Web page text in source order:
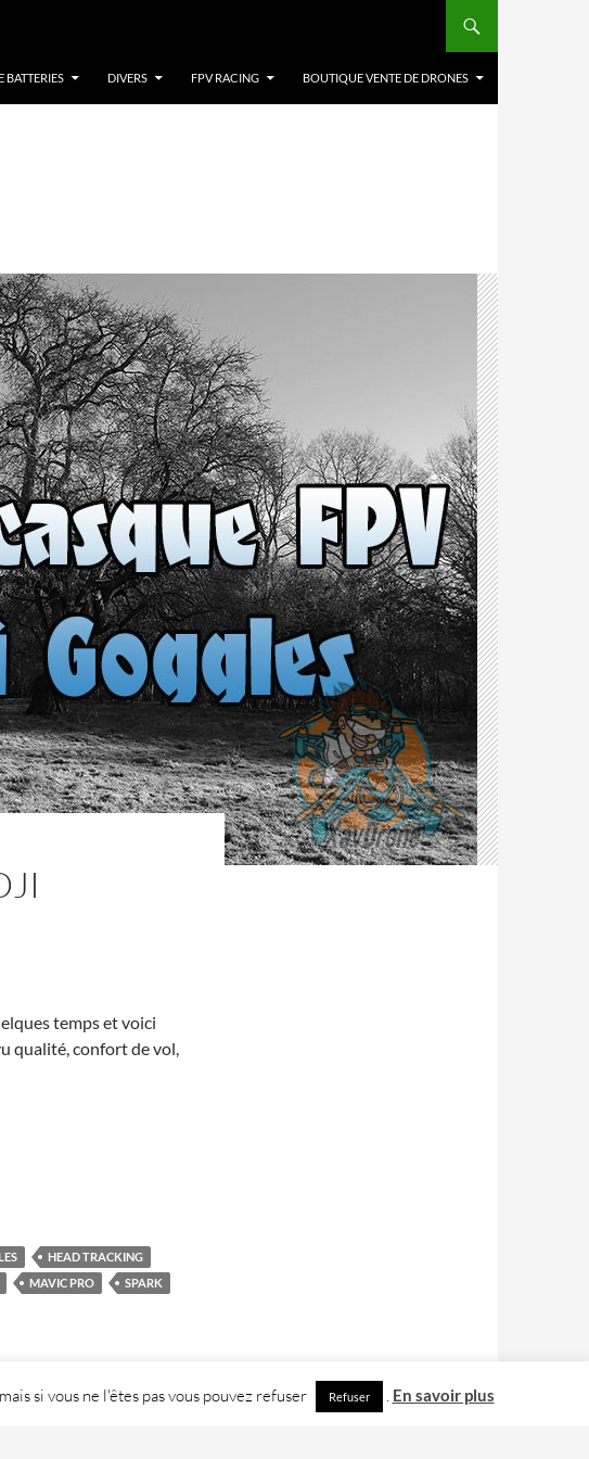
BATTERIES DIVERS FPV RACING BOUTIQUE VENTE DE DRONES
temps et voici
qualité, confort de vol,
HEAD TRACKING
MAVIC PRO
SPARK
si vous ne l'êtes pas vous pouvez refuser Refuser . En savoir plus